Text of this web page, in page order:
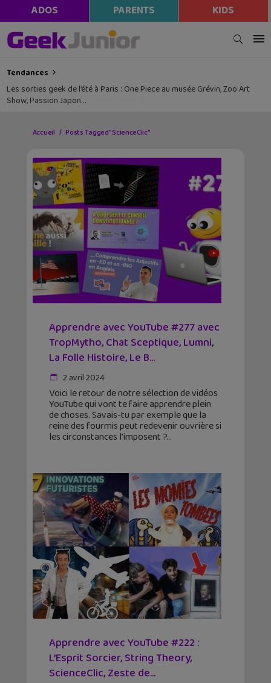
ADOS PARENTS KIDS
Tendances
Les sorties geek de l’été à Paris : One Piece au musée Grévin, Zoo Art
Show, Passion Japon…
Accueil Posts Tagged "ScienceClic"
Apprendre avec YouTube #277 avec
TropMytho, Chat Sceptique, Lumni,
La Folle Histoire, Le B...
2 avril 2024
Voici le retour de notre sélection de vidéos
YouTube qui vont te faire apprendre plein
de choses. Savais-tu par exemple que la
reine des fourmis peut redevenir ouvrière si
les circonstances l’imposent ?
Apprendre avec YouTube #222 :
L’Esprit Sorcier, String Theory,
ScienceClic, Zeste de...